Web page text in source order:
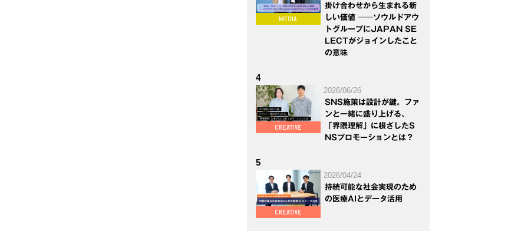
掛け合わせから生まれる新
しい価値 ──ソウルドアウ
トグループにJAPAN SE
LECTがジョインしたこと
の意味
4
2026/06/26
SNS施策は設計が鍵。ファ
ンと一緒に盛り上げる、
「界隈理解」に根ざしたS
NSプロモーションとは？
5
2026/04/24
持続可能な社会実現のため
の医療AIとデータ活用